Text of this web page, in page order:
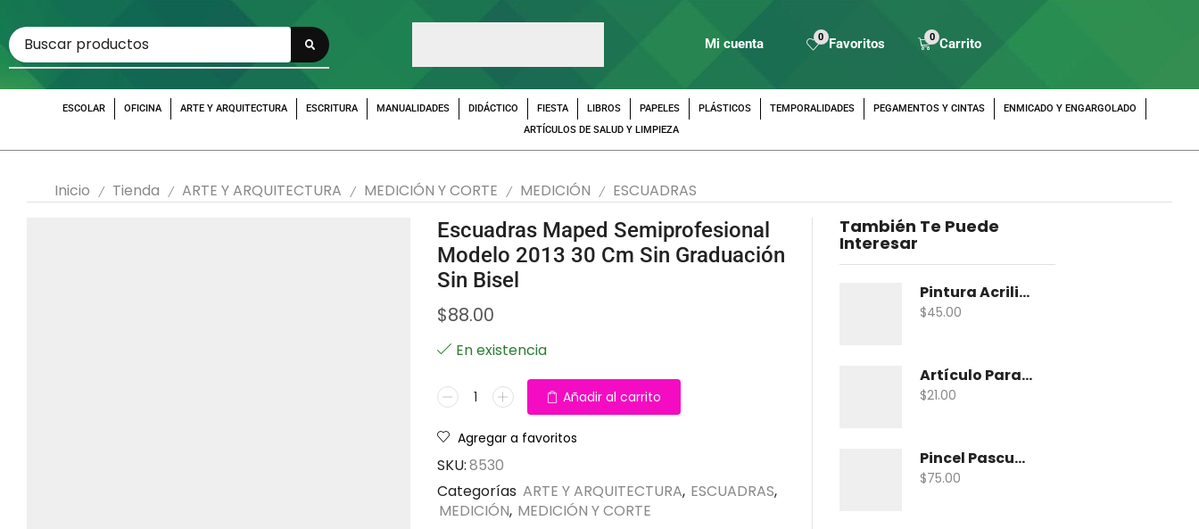
Mi cuenta 0 Favoritos 0 Carrito
ESCOLAR OFICINA ARTE Y ARQUITECTURA ESCRITURA MANUALIDADES DIDÁCTICO FIESTA LIBROS PAPELES PLÁSTICOS TEMPORALIDADES PEGAMENTOS Y CINTAS
ENMICADO Y ENGARGOLADO
ARTÍCULOS DE SALUD Y LIMPIEZA
Inicio / Tienda / ARTE Y ARQUITECTURA / MEDICIÓN Y CORTE / MEDICIÓN / ESCUADRAS
Escuadras Maped Semiprofesional
Modelo 2013 30 Cm Sin Graduación
Sin Bisel
$88.00
En existencia
Añadir al carrito
Agregar a favoritos
SKU:8530
Categorías ARTE Y ARQUITECTURA, ESCUADRAS,
MEDICIÓN, MEDICIÓN Y CORTE
También Te Puede
Interesar
Pintura Acrilica Vanguardia Metalica 100 Ml
$45.00
Artículo Para Maqueta Gama Zoologico Chico
$21.00
Pincel Pascua Pin-Khab05 Con 15
$75.00